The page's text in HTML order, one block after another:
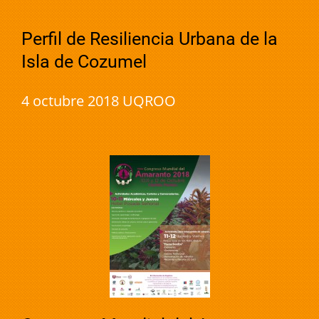
Perfil de Resiliencia Urbana de la
Isla de Cozumel
4 octubre 2018 UQROO